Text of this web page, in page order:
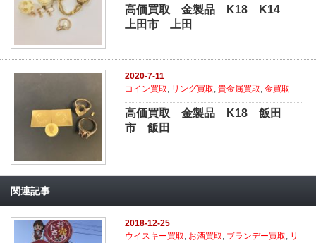
高価買取 金製品 K18 K14
上田市 上田
2020-7-11
コイン買取, リング買取,貴金属買取,金買取
高価買取 金製品 K18 飯田
市 飯田
関連記事
2018-12-25
ウイスキー買取, お酒買取, ブランデー買取, リ